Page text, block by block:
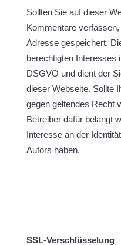
Sollten Sie auf dieser
Kommentare
Adresse gespeichert.
berechtigten Interesses
DSGVO und dient der
dieser Webseite. Sollte
gegen geltendes Recht
Betreiber dafür belangt
Interesse an der
Autors haben.
SSL-Verschlüsselung